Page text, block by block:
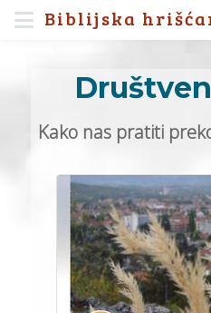
Biblijska
Kako nas pratiti